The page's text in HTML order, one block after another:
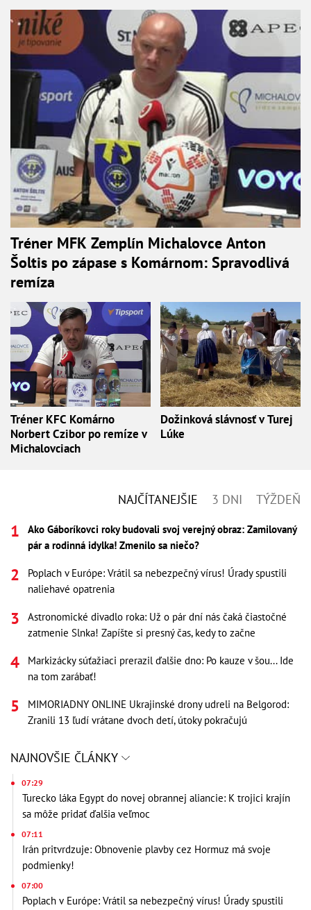
Tréner MFK Zemplín Michalovce Anton
Šoltis po zápase s Komárnom: Spravodlivá
remíza
Tréner KFC Komárno
Norbert Czibor po remíze v
Michalovciach
Dožinková slávnosť v Turej
Lúke
NAJČÍTANEJŠIE 3 DNI TÝŽDEŇ
Ako Gáboríkovci roky budovali svoj verejný obraz: Zamilovaný
pár a rodinná idylka! Zmenilo sa niečo?
Poplach v Európe: Vrátil sa nebezpečný vírus! Úrady spustili
naliehavé opatrenia
Astronomické divadlo roka: Už o pár dní nás čaká čiastočné
zatmenie Slnka! Zapíšte si presný čas, kedy to začne
Markizácky súťažiaci prerazil ďalšie dno: Po kauze v šou... Ide
na tom zarábať!
MIMORIADNY ONLINE Ukrajinské drony udreli na Belgorod:
Zranili 13 ľudí vrátane dvoch detí, útoky pokračujú
NAJNOVŠIE ČLÁNKY
07:29
Turecko láka Egypt do novej obrannej aliancie: K trojici krajín
sa môže pridať ďalšia veľmoc
07:11
Irán pritvrdzuje: Obnovenie plavby cez Hormuz má svoje
podmienky!
07:00
Poplach v Európe: Vrátil sa nebezpečný vírus! Úrady spustili